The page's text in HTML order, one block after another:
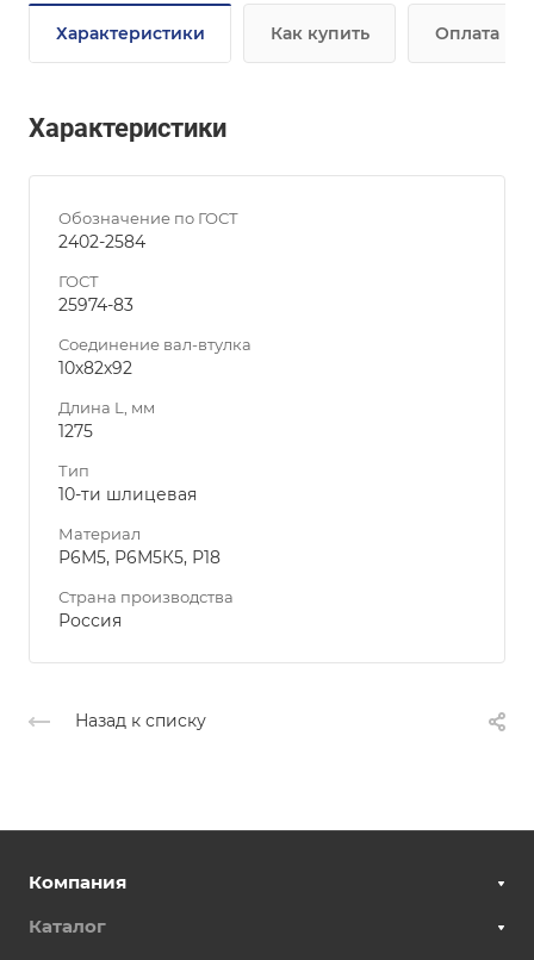
Характеристики Как купить Оплата
Характеристики
Обозначение по ГОСТ
2402-2584
ГОСТ
25974-83
Соединение вал-втулка
10х82х92
Длина L, мм
1275
Тип
10-ти шлицевая
Материал
Р6М5, Р6М5К5, Р18
Страна производства
Россия
Назад к списку
Компания
Каталог